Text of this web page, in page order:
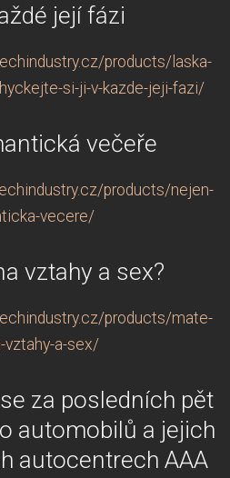
její fázi
products/laska-
si-ji-v-kazde-jeji-fazi/
večeře
products/nejen-
vecere/
vztahy a sex?
products/mate-
vztahy-a-sex/
za posledních pět
automobilů a jejich
autocentrech AAA